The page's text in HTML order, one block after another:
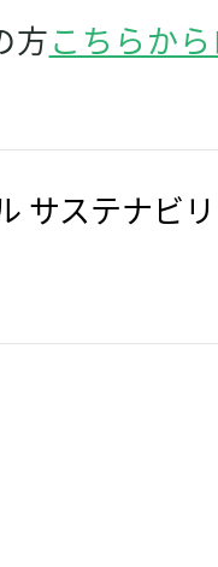
方こちらか
サステナビ